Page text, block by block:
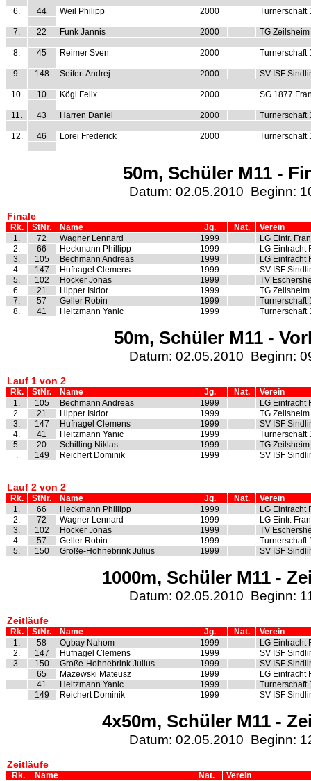
6. 44 Weil Philipp 2000 Turnerschaft
7. 22 Funk Jannis 2000 TG Zeilsheim
8. 45 Reimer Sven 2000 Turnerschaft
9. 148 Seifert Andrej 2000 SV ISF
10. 10 Kögl Felix 2000 SG 1877
11. 43 Harren Daniel 2000 Turnerschaft
12. 46 Lorei Frederick 2000 Turnerschaft
50m, Schüler M11 -
Datum: 02.05.2010 Beginn:
Finale
Rk. StNr. Name Jg. Nat.
Verein
1.
72 Wagner Lennard 1999
LG Eintr.
2.
66 Heckmann Phillipp 1999
LG Eintracht
3.
105 Bechmann Andreas 1999
LG Eintracht
4.
147 Hufnagel Clemens 1999
SV ISF
5.
102 Höcker Jonas 1999
TV
6.
21 Hipper Isidor 1999
TG Zeilsheim
7.
57 Geller Robin 1999
Turnerschaft
8.
41 Heitzmann Yanic 1999 Turnerschaft
50m, Schüler M11 -
Datum: 02.05.2010 Beginn:
Lauf 1 von 2
Rk. StNr. Name Jg. Nat.
Verein
1.
105 Bechmann Andreas 1999
LG Eintracht
2.
21 Hipper Isidor 1999
TG Zeilsheim
3.
147 Hufnagel Clemens 1999
SV ISF
4.
41 Heitzmann Yanic 1999
Turnerschaft
5.
20 Schilling Niklas 1999
TG Zeilsheim
.
149 Reichert Dominik 1999 SV ISF
Lauf 2 von 2
Rk. StNr. Name Jg. Nat.
Verein
1.
66 Heckmann Phillipp 1999
LG Eintracht
2.
72 Wagner Lennard 1999
LG Eintr.
3.
102 Höcker Jonas 1999
TV
4.
57 Geller Robin 1999
Turnerschaft
5.
150 Große-Hohnebrink Julius 1999 SV ISF
1000m, Schüler M11 -
Datum: 02.05.2010 Beginn:
Zeitläufe
Rk. StNr. Name Jg. Nat.
Verein
1.
58 Ogbay Nahom 1999
LG Eintracht
2.
147 Hufnagel Clemens 1999
SV ISF
3.
150 Große-Hohnebrink Julius 1999
SV ISF
65
Mazewski Mateusz 1999
LG Eintracht
41
Heitzmann Yanic 1999
Turnerschaft
149
Reichert Dominik 1999 SV ISF
4x50m, Schüler M11 -
Datum: 02.05.2010 Beginn:
Zeitläufe
Rk. Name Nat.
Verein